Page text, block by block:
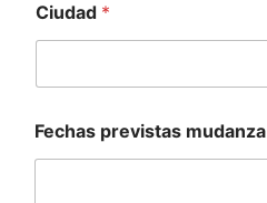
Ciudad *
Fechas previstas mudanza